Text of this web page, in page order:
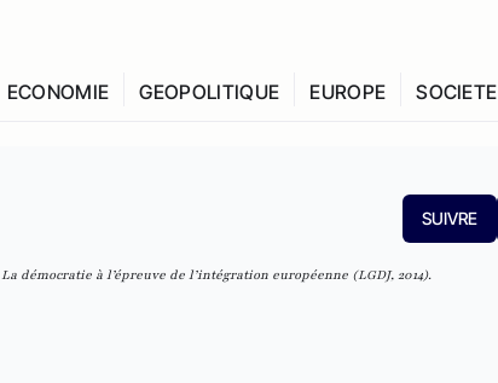
ECONOMIE GEOPOLITIQUE EUROPE SOCIETE
SUIVRE
La démocratie à l’épreuve de l’intégration européenne (LGDJ, 2014).